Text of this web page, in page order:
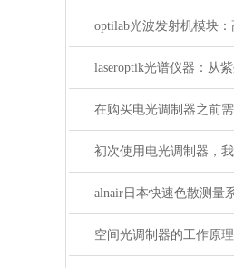
空间光调制器的工作原理